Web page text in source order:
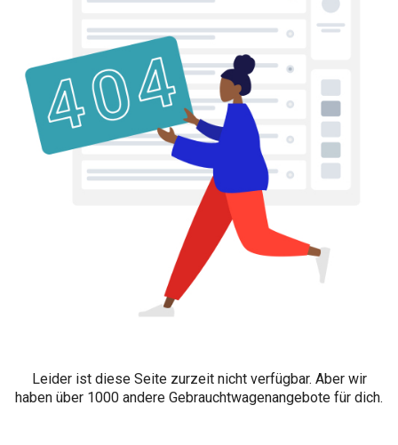
Leider ist diese Seite zurzeit nicht verfügbar. Aber wir
haben über 1000 andere Gebrauchtwagenangebote für dich.